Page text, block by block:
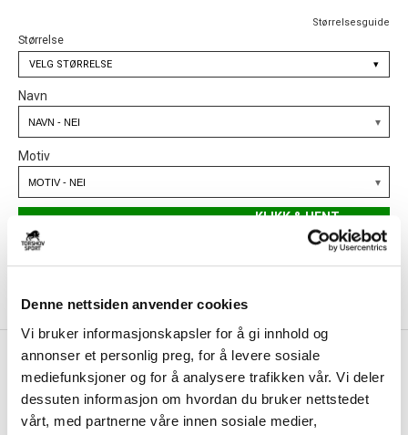
Denne nettsiden anvender cookies
Vi bruker informasjonskapsler for å gi innhold og
annonser et personlig preg, for å levere sosiale
mediefunksjoner og for å analysere trafikken vår. Vi deler
dessuten informasjon om hvordan du bruker nettstedet
vårt, med partnerne våre innen sosiale medier,
Størrelsesguide
Størrelse
VELG STØRRELSE ▾
Navn
Motiv
KLIKK & HENT
Velg Størrelse
På lager
Gratis frakt på bestillinger over 1300,-.
Produkter med trykk kan ikke byttes eller returneres.
PRODUKTBESKRIVELSE
IM5806-900 V3
Mercurial Vapor 16 Elite AG-Pro er toppmodellen fra Nikes
DETALJER +
Inkludert i Nikes 'Breakout Pack'-kolleksjon - disse skoene vil